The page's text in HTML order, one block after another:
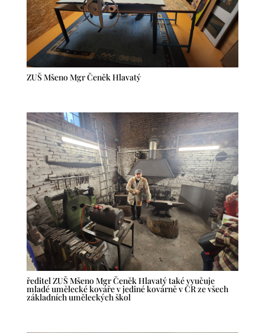
ZUŠ Mšeno Mgr Čeněk Hlavatý
ředitel ZUŠ Mšeno Mgr Čeněk Hlavatý také vyučuje
mladé umělecké kováře v jediné kovárně v ČR ze všech
základních uměleckých škol